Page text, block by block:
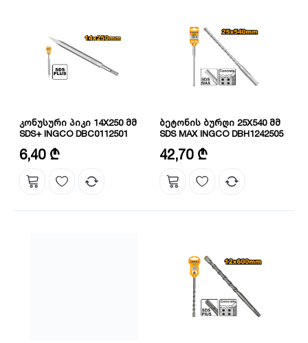
კონუსური პიკი 14X250 მმ
SDS+ INGCO DBC0112501
ზომა: 14X250 მმ
ფორმა: წაწვეტებული
6,40 ₾
ბეტონის ბურღი 25X540 მმ
SDS MAX INGCO DBH1242505
დიამეტრი: 25 მმ
სიგრძე: 540 მმ
42,70 ₾